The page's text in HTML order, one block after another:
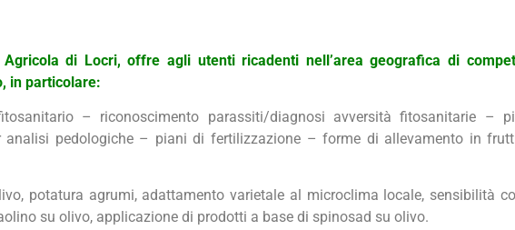
di Locri, offre agli utenti ricadenti nell’area geografica di
in particolare:
– riconoscimento parassiti/diagnosi avversità fitosanitarie –
pedologiche – piani di fertilizzazione – forme di allevamento in
potatura agrumi, adattamento varietale al microclima locale, sensibilità
su olivo, applicazione di prodotti a base di spinosad su olivo.